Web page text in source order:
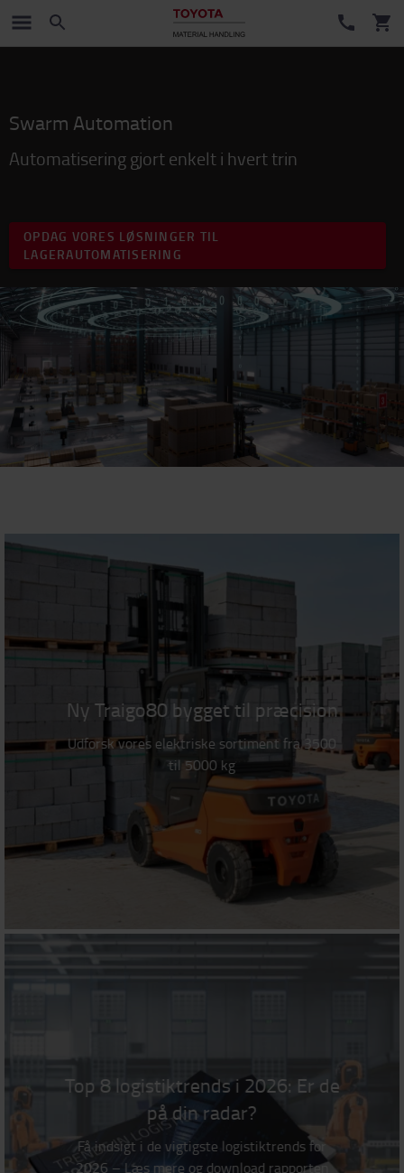
Swarm Automation
Automatisering gjort enkelt i hvert trin
OPDAG VORES LØSNINGER TIL
LAGERAUTOMATISERING
Ny Traigo80 bygget til præcision
Udforsk vores elektriske sortiment fra 3500
til 5000 kg
Top 8 logistiktrends i 2026: Er de
på din radar?
Få indsigt i de vigtigste logistiktrends for
2026 – Læs mere og download rapporten